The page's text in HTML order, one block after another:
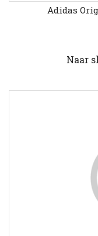
Adidas
Naar